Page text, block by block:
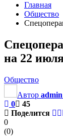
Главная
Общество
на 22
Общество
Автор admin
0
45
Поделится
0
(0)